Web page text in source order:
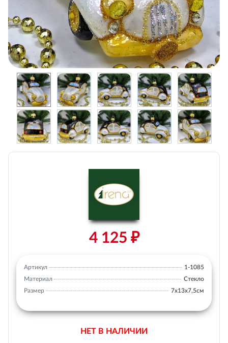
4 125 ₽
Артикул
1-1085
Материал
Стекло
Размер
7х13х7,5см
НЕТ В НАЛИЧИИ